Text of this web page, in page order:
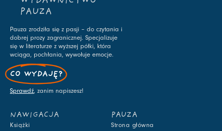
PAUZA
Pauza zrodziła się z pasji – do czytania i
dobrej prozy zagranicznej. Specjalizuje
się w literaturze z wyższej półki, która
wciąga, pochłania, wywołuje emocje.
CO WYDAJĘ?
Sprawdź, zanim napiszesz!
NAWIGACJA
Książki
PAUZA
Strona główna